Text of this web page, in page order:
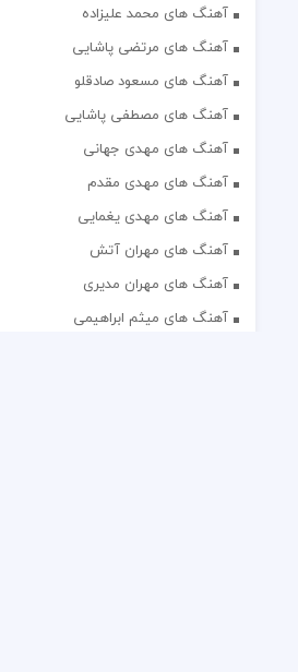
آهنگ های محمد علیزاده
آهنگ های مرتضی پاشایی
آهنگ های مسعود صادقلو
آهنگ های مصطفی پاشایی
آهنگ های مهدی جهانی
آهنگ های مهدی مقدم
آهنگ های مهدی یغمایی
آهنگ های مهران آتش
آهنگ های مهران مدیری
آهنگ های میثم ابراهیمی